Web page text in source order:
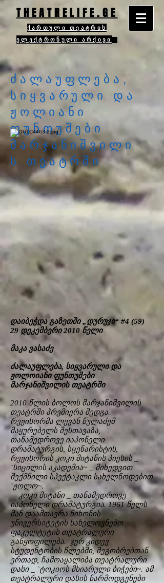
THEATRELIFE.GE
ქართული თეატრის
ელექტრონული არქივი
ძალაუფლება,
სიყვარული და
ჟოლიანი
ფუნთუშები
მარჯანიშვილი
ს თეატრში
დაიბეჭდა გაზეთში „დურუჯი“ #4 (59)
29 დეკემბერი 2010 წელი
მაკა ვასაძე
ძალაუფლება, სიყვარული და
ჟოლოიანი ფუნთუშები
მარჯანიშვილის თეატრში
2010 წლის ბოლოს მარჯანიშვილის
თეატრში პრემიერა შედგა.
რეჟისორმა ლევან წულაძემ
მაყურებელს შესთავაზა,
თანამედროვე იაპონელი
დრამატურგის, სცენარისტის,
რეჟისორის კოკი მიტანის პიესის _
`სიცილის აკადემია~ _ მიხედვით
შექმნილი სპექტაკლი სახელწოდებით
`ჟოლო~.
კოკი მიტანი _ თანამედროვე
იაპონელი დრამატურგია. 1961 წელს
მან დაამთავრა ნიხონის
უნივერსიტეტის სახელოვნებო
ფაკულტეტის თეატრალური
განყოფილება. ჯერ კიდევ
სტუდენტობის წლებში, მეგობრებთან
ერთად, ჩამოაყალიბა თეატრალური
დასი _ `ტოკიოს მხიარული ბიჭები~. ამ
თეატრალური დასის წარმოდგენები